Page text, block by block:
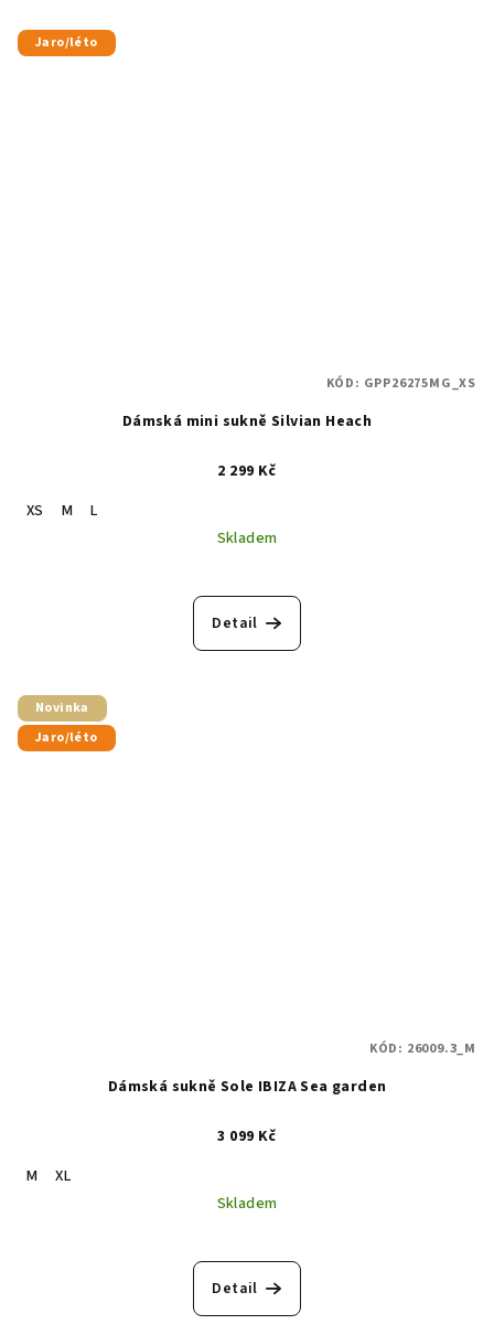
Jaro/léto
Dámská mini sukně Silvian Heach
2 299 Kč
XS
M
L
Skladem
Detail
KÓD: GPP26275MG_XS
Novinka
Jaro/léto
Dámská sukně Sole IBIZA Sea garden
3 099 Kč
M
XL
Skladem
Detail
KÓD: 26009.3_M